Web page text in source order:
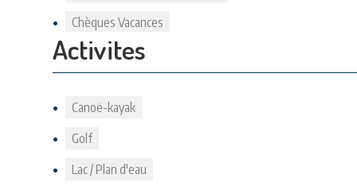
Chèques Vacances
Activites
Canoë-kayak
Golf
Lac / Plan d'eau